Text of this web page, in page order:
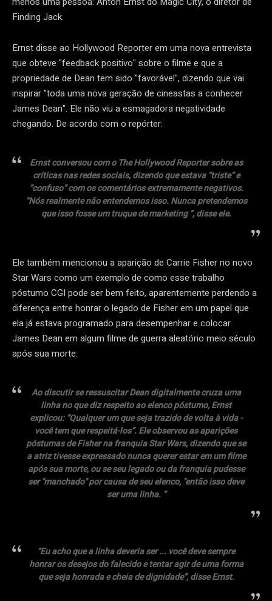
Finding Jack.
Ernst disse ao Hollywood Reporter em uma nova entrevista
que obteve "feedback positivo" sobre o filme e que a
propriedade de Dean tem sido "favorável", dizendo que vai
inspirar "toda uma nova geração de cineastas a conhecer
James Dean". Ele não viu a esmagadora negatividade
chegando. De acordo com o repórter:
Ernst conversou com o The Hollywood Reporter sobre as
críticas nas redes sociais, dizendo que estava “triste” e
“confuso” com os comentários extremamente negativos.
“Nós realmente não entendemos isso. Nunca pretendemos
que isso fosse um truque de marketing ”, disse ele.
Ele também mencionou a aparição de Carrie Fisher no novo
Star Wars como um exemplo de como esse trabalho
póstumo CGI pode ser bem feito, aparentemente perdendo a
diferença entre honrar o legado de Fisher em um papel que
ela já estava programado para desempenhar e colocar
James Dean em algum filme de guerra aleatório meio século
após sua morte.
Ao discutir se ressuscitar Dean digitalmente cruza uma
linha no que diz respeito ao elenco póstumo, Ernst
explicou: “Qualquer um que seja trazido de volta à vida -
você tem que respeitá-los”. Ele observou as aparições
póstumas de Fisher na franquia Star Wars, dizendo que se
a atriz tivesse expressado nunca querer estar em um filme
após sua morte, ou se seu legado ou da franquia pudesse
ser "manchado" por causa de seu elenco, "então isso deve
ser uma linha. ”
“Eu acho que a linha deveria ser ... você deve sempre
honrar os desejos do falecido e tentar agir de uma forma
que seja honrada e cheia de dignidade”, disse Ernst.